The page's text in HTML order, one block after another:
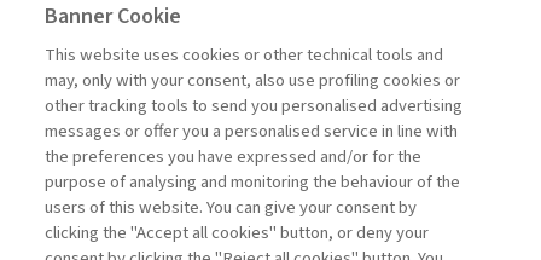
FINANCE
CFO E INTELLIGENZA
ARTIFICIALE: L’EVOLUZIONE ...
di Andrea Beltratti e Alessia Bezzecchi
Banner Cookie
This website uses cookies or other technical tools and
may, only with your consent, also use profiling cookies or
other tracking tools to send you personalised advertising
messages or offer you a personalised service in line with
the preferences you have expressed and/or for the
purpose of analysing and monitoring the behaviour of the
users of this website. You can give your consent by
clicking the "Accept all cookies" button, or deny your